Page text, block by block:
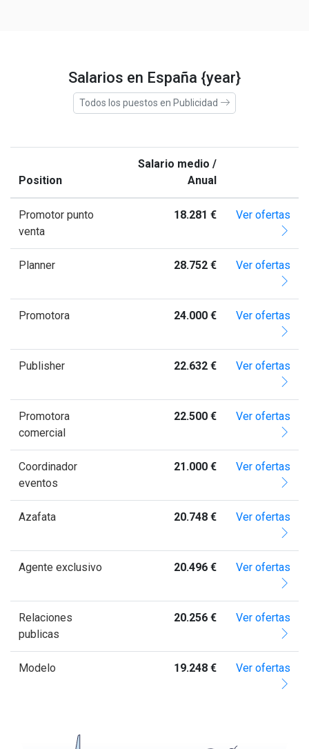
Salarios en España {year}
Todos los puestos en Publicidad
Position
Salario medio /
Anual
Promotor punto
venta
18.281 € Ver ofertas
Planner 28.752 € Ver ofertas
Promotora 24.000 € Ver ofertas
Publisher 22.632 € Ver ofertas
Promotora
comercial
22.500 € Ver ofertas
Coordinador
eventos
21.000 € Ver ofertas
Azafata 20.748 € Ver ofertas
Agente exclusivo 20.496 € Ver ofertas
Relaciones
publicas
20.256 € Ver ofertas
Modelo 19.248 € Ver ofertas